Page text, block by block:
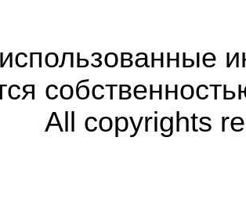
All copyrights